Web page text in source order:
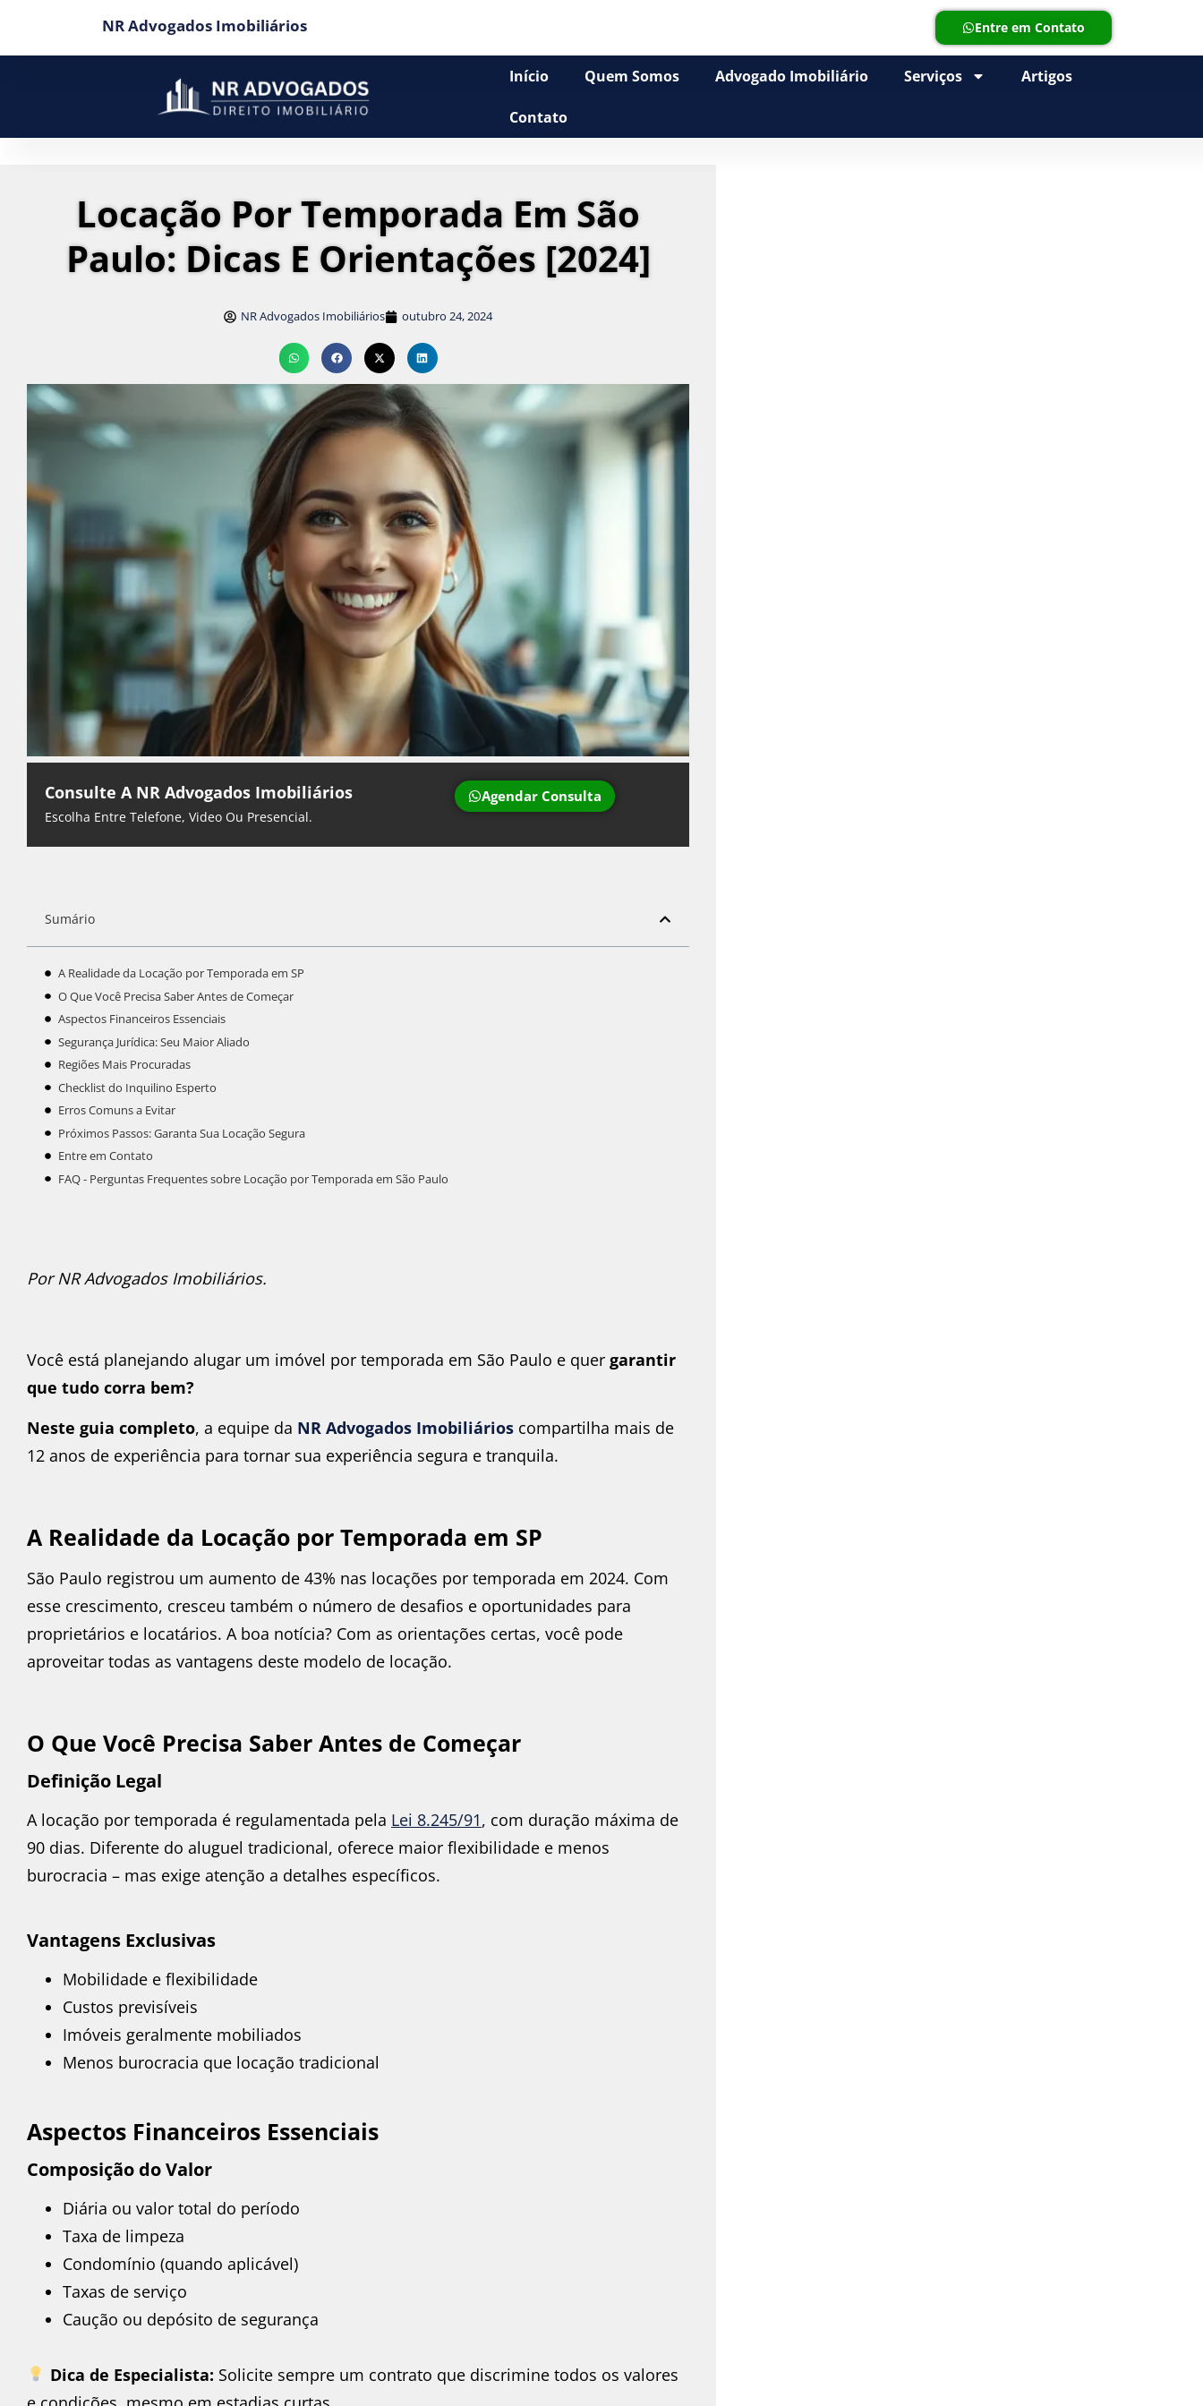
NR Advogados Imobiliários Entre em Contato
Início Quem Somos Advogado Imobiliário Serviços Artigos
Contato
Locação Por Temporada Em São
Paulo: Dicas E Orientações [2024]
NR Advogados Imobiliários outubro 24, 2024
Consulte A NR Advogados Imobiliários
Escolha Entre Telefone, Video Ou Presencial.
Agendar Consulta
Sumário
A Realidade da Locação por Temporada em SP
O Que Você Precisa Saber Antes de Começar
Aspectos Financeiros Essenciais
Segurança Jurídica: Seu Maior Aliado
Regiões Mais Procuradas
Checklist do Inquilino Esperto
Erros Comuns a Evitar
Próximos Passos: Garanta Sua Locação Segura
Entre em Contato
FAQ - Perguntas Frequentes sobre Locação por Temporada em São Paulo
Por NR Advogados Imobiliários.
Você está planejando alugar um imóvel por temporada em São Paulo e quer garantir
que tudo corra bem?
Neste guia completo, a equipe da NR Advogados Imobiliários compartilha mais de
12 anos de experiência para tornar sua experiência segura e tranquila.
A Realidade da Locação por Temporada em SP
São Paulo registrou um aumento de 43% nas locações por temporada em 2024. Com
esse crescimento, cresceu também o número de desafios e oportunidades para
proprietários e locatários. A boa notícia? Com as orientações certas, você pode
aproveitar todas as vantagens deste modelo de locação.
O Que Você Precisa Saber Antes de Começar
Definição Legal
A locação por temporada é regulamentada pela Lei 8.245/91, com duração máxima de
90 dias. Diferente do aluguel tradicional, oferece maior flexibilidade e menos
burocracia – mas exige atenção a detalhes específicos.
Vantagens Exclusivas
Mobilidade e flexibilidade
Custos previsíveis
Imóveis geralmente mobiliados
Menos burocracia que locação tradicional
Aspectos Financeiros Essenciais
Composição do Valor
Diária ou valor total do período
Taxa de limpeza
Condomínio (quando aplicável)
Taxas de serviço
Caução ou depósito de segurança
Dica de Especialista: Solicite sempre um contrato que discrimine todos os valores